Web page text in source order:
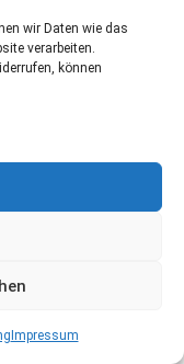
wir Daten wie das
verarbeiten.
können
Impressum